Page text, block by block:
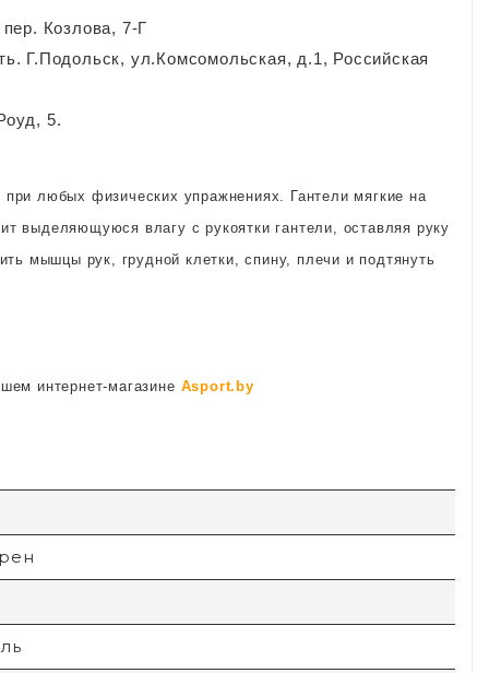
Козлова, 7-Г
Г.Подольск, ул.Комсомольская, д.1, Российская
5.
любых физических упражнениях. Гантели мягкие на
выделяющуюся влагу с рукоятки гантели, оставляя руку
мышцы рук, грудной клетки, спину, плечи и подтянуть
интернет-магазине Asport.by